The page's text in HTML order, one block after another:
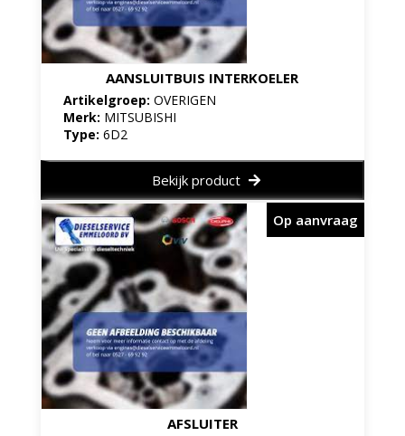
AANSLUITBUIS INTERKOELER
Artikelgroep: OVERIGEN
Merk: MITSUBISHI
Type: 6D2
Bekijk product
AFSLUITER
Op aanvraag